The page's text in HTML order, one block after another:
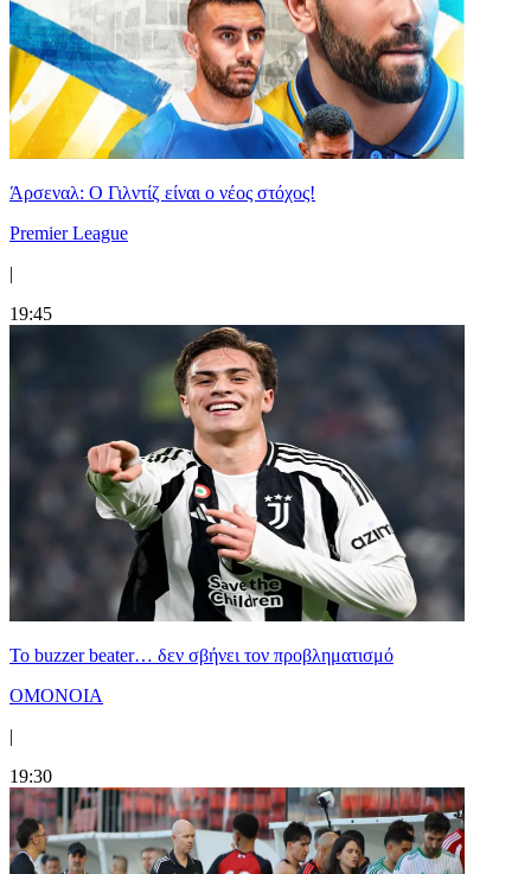
Άρσεναλ: Ο Γιλντίζ είναι ο νέος στόχος!
Premier League
|
19:45
Το buzzer beater… δεν σβήνει τoν προβληματισμό
ΟΜΟΝΟΙΑ
|
19:30